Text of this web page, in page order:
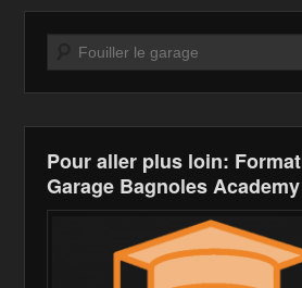
o
o
k
n
W
is
h
Li
st
n
k
Recherche
Pour aller plus loin:
Garage Bagnoles Academy